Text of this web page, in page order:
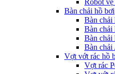
Robot
Bàn chải hồ bơi
Bàn chải
Bàn chải
Bàn chải
Bàn chải
Vợt vớt rác hồ
Vợt rác